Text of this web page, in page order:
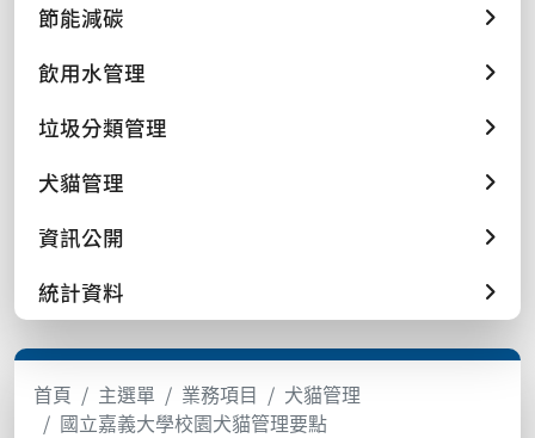
節能減碳
飲用水管理
垃圾分類管理
犬貓管理
資訊公開
統計資料
首頁 主選單 業務項目
犬貓管理
國立嘉義大學校園犬貓管理要點